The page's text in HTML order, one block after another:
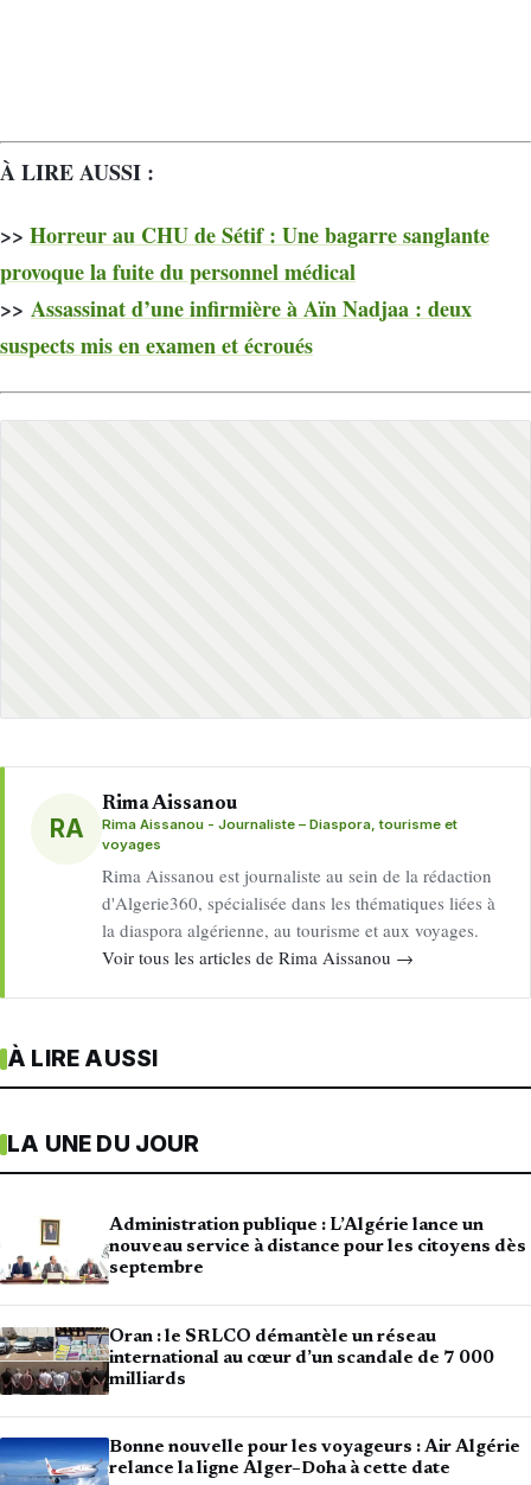
À LIRE AUSSI :
>> Horreur au CHU de Sétif : Une bagarre sanglante
provoque la fuite du personnel médical
>> Assassinat d’une infirmière à Aïn Nadjaa : deux
suspects mis en examen et écroués
RA
Rima Aissanou
Rima Aissanou - Journaliste – Diaspora, tourisme et
voyages
Rima Aissanou est journaliste au sein de la rédaction
d'Algerie360, spécialisée dans les thématiques liées à
la diaspora algérienne, au tourisme et aux voyages.
Voir tous les articles de Rima Aissanou →
À LIRE AUSSI
LA UNE DU JOUR
Administration publique : L’Algérie lance un
nouveau service à distance pour les citoyens dès
septembre
Oran : le SRLCO démantèle un réseau
international au cœur d’un scandale de 7 000
milliards
Bonne nouvelle pour les voyageurs : Air Algérie
relance la ligne Alger–Doha à cette date